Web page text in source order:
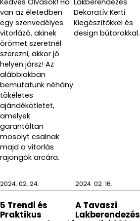
Kedves Olvasók! Ha
van az életedben
egy szenvedélyes
vitorlázó, akinek
örömet szeretnél
szerezni, akkor jó
helyen jársz! Az
alábbiakban
bemutatunk néhány
tökéletes
ajándékötletet,
amelyek
garantáltan
mosolyt csalnak
majd a vitorlás
rajongók arcára.
Lakberendezés
Dekoratív Kerti
Kiegészítőkkel és
design bútorokkal.
2024. 02. 24.
5 Trendi és
Praktikus
2024. 02. 16.
A Tavaszi
Lakberendezés